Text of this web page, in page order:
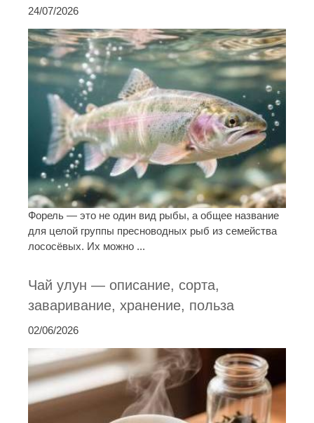
24/07/2026
Форель — это не один вид рыбы, а общее название
для целой группы пресноводных рыб из семейства
лососёвых. Их можно ...
Чай улун — описание, сорта,
заваривание, хранение, польза
02/06/2026